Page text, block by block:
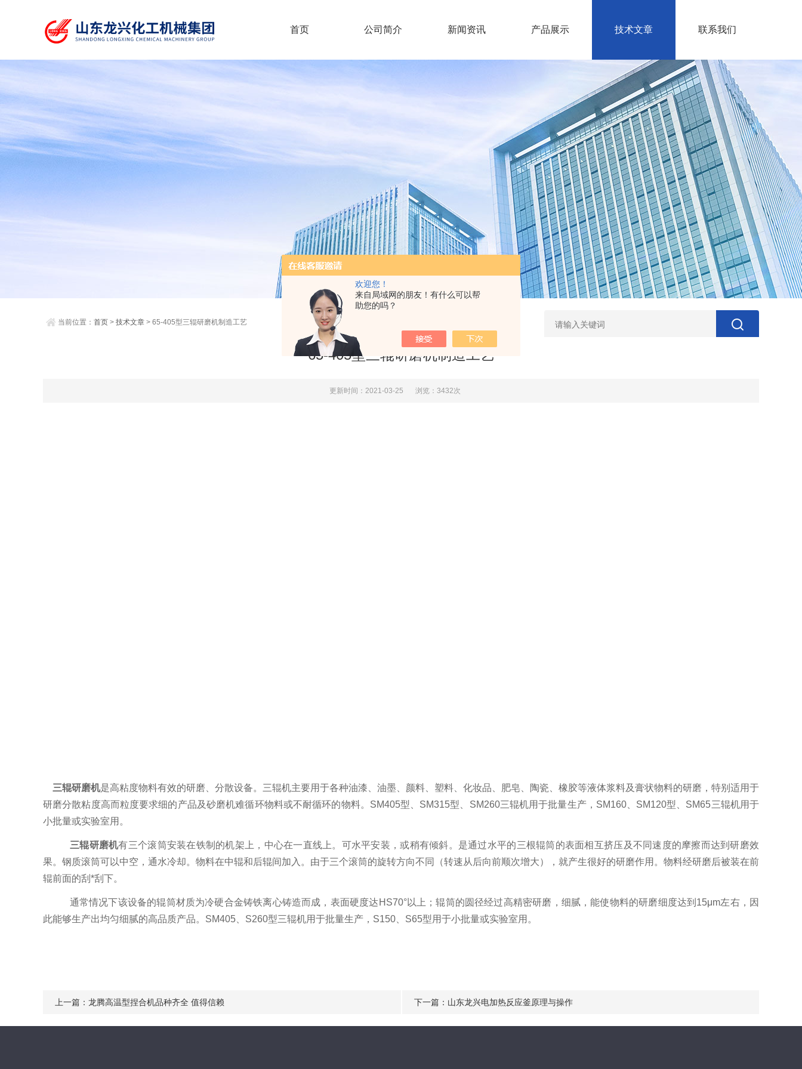
欢迎您！
来自局域网的朋友！有什么可以帮
助您的吗？
首页 公司简介 新闻资讯 产品展示 技术文章 联系我们
当前位置： 首页 > 技术文章 > 65-405型三辊研磨机制造工艺
65-405型三辊研磨机制造工艺
更新时间：2021-03-25 浏览：3432次
三辊研磨机是高粘度物料有效的研磨、分散设备。三辊机主要用于各种油漆、油墨、颜料、塑料、化妆品、肥皂、陶瓷、橡胶等液体浆料及膏状物料的研磨，特别适用于
研磨分散粘度高而粒度要求细的产品及砂磨机难循环物料或不耐循环的物料。SM405型、SM315型、SM260三辊机用于批量生产，SM160、SM120型、SM65三辊机用于
小批量或实验室用。
三辊研磨机有三个滚筒安装在铁制的机架上，中心在一直线上。可水平安装，或稍有倾斜。是通过水平的三根辊筒的表面相互挤压及不同速度的摩擦而达到研磨效
果。钢质滚筒可以中空，通水冷却。物料在中辊和后辊间加入。由于三个滚筒的旋转方向不同（转速从后向前顺次增大），就产生很好的研磨作用。物料经研磨后被装在前
辊前面的刮*刮下。
通常情况下该设备的辊筒材质为冷硬合金铸铁离心铸造而成，表面硬度达HS70°以上；辊筒的圆径经过高精密研磨，细腻，能使物料的研磨细度达到15μm左右，因
此能够生产出均匀细腻的高品质产品。SM405、S260型三辊机用于批量生产，S150、S65型用于小批量或实验室用。
上一篇： 龙腾高温型捏合机品种齐全 值得信赖 下一篇： 山东龙兴电加热反应釜原理与操作